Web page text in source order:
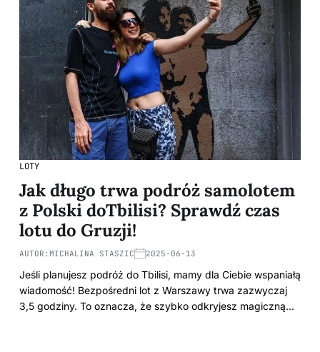
LOTY
Jak długo trwa podróż samolotem
z Polski doTbilisi? Sprawdź czas
lotu do Gruzji!
AUTOR: MICHALINA STASZIC 2025-06-13
Jeśli planujesz podróż do Tbilisi, mamy dla Ciebie wspaniałą
wiadomość! Bezpośredni lot z Warszawy trwa zazwyczaj
3,5 godziny. To oznacza, że szybko odkryjesz magiczną…